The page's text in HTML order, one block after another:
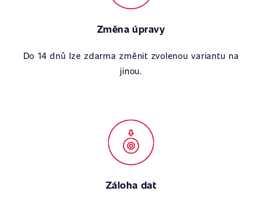
Změna úpravy
Do 14 dnů lze zdarma změnit zvolenou variantu na
jinou.
Záloha dat